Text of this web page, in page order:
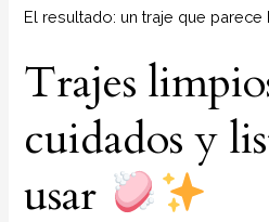
El resultado: un traje que parece
Trajes
cuidados y
usar